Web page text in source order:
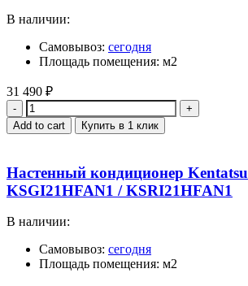
В наличии:
Самовывоз: сегодня
Площадь помещения: м2
31 490 ₽
Quantity
Add to cart Купить в 1 клик
Настенный кондиционер Kentatsu
KSGI21HFAN1 / KSRI21HFAN1
В наличии:
Самовывоз: сегодня
Площадь помещения: м2